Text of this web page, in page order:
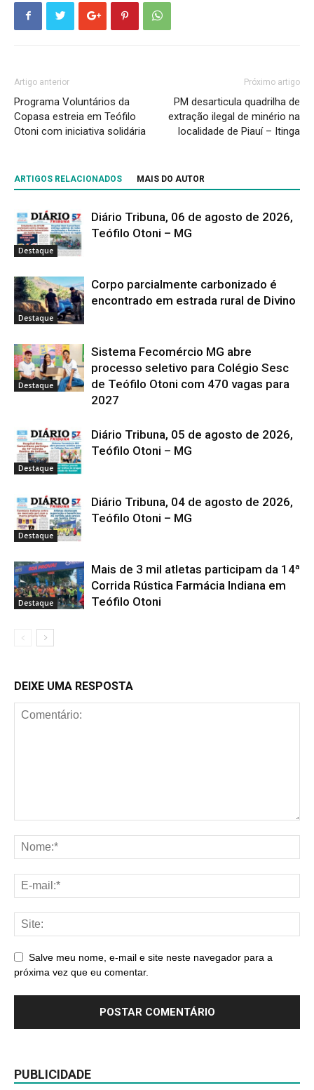
Artigo anterior
Programa Voluntários da
Copasa estreia em Teófilo
Otoni com iniciativa solidária
Próximo artigo
PM desarticula quadrilha de
extração ilegal de minério na
localidade de Piauí – Itinga
ARTIGOS RELACIONADOS MAIS DO AUTOR
Destaque
Diário Tribuna, 06 de agosto de 2026,
Teófilo Otoni – MG
Destaque
Corpo parcialmente carbonizado é
encontrado em estrada rural de Divino
Destaque
Sistema Fecomércio MG abre
processo seletivo para Colégio Sesc
de Teófilo Otoni com 470 vagas para
2027
Destaque
Diário Tribuna, 05 de agosto de 2026,
Teófilo Otoni – MG
Destaque
Diário Tribuna, 04 de agosto de 2026,
Teófilo Otoni – MG
Destaque
Mais de 3 mil atletas participam da 14ª
Corrida Rústica Farmácia Indiana em
Teófilo Otoni
DEIXE UMA RESPOSTA
Salve meu nome, e-mail e site neste navegador para a
próxima vez que eu comentar.
PUBLICIDADE